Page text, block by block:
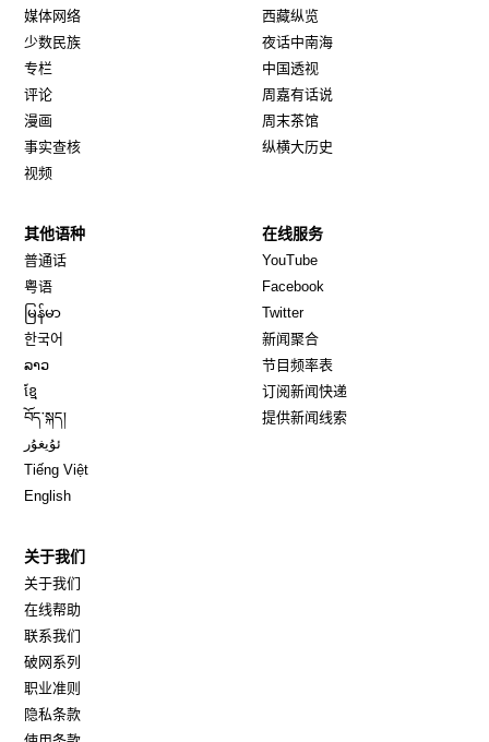
媒体网络
少数民族
专栏
评论
漫画
事实查核
视频
西藏纵览
夜话中南海
中国透视
周嘉有话说
周末茶馆
纵横大历史
其他语种
普通话
粤语
မြန်မာ
한국어
ລາວ
ខ្មែ
བོད་སྐད།
ئۇيغۇر
Tiếng Việt
English
在线服务
YouTube
Facebook
TwitterOpens in new window
新闻聚合
节目频率表
订阅新闻快递
提供新闻线索
关于我们
关于我们
在线帮助
联系我们
破网系列
职业准则
隐私条款